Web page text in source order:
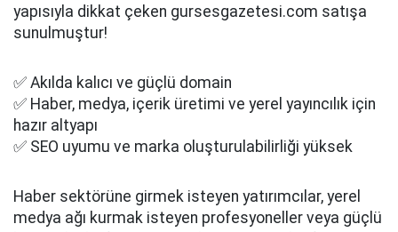
yapısıyla dikkat çeken gursesgazetesi.com satışa
sunulmuştur!
✅ Akılda kalıcı ve güçlü domain
✅ Haber, medya, içerik üretimi ve yerel yayıncılık için
hazır altyapı
✅ SEO uyumu ve marka oluşturulabilirliği yüksek
Haber sektörüne girmek isteyen yatırımcılar, yerel
medya ağı kurmak isteyen profesyoneller veya güçlü